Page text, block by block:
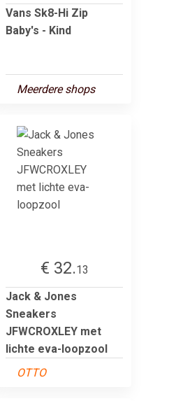
Vans Sk8-Hi Zip
Baby's - Kind
Meerdere shops
€ 32.13
Jack & Jones
Sneakers
JFWCROXLEY met
lichte eva-loopzool
OTTO